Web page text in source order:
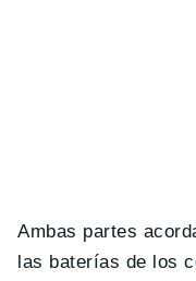
Ambas partes
las baterías de los